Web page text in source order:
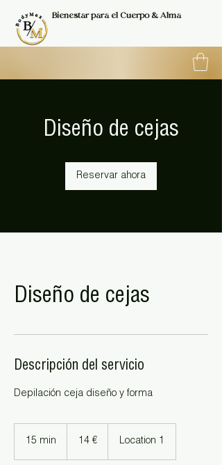
Bienestar para el Cuerpo & Alma
Diseño de cejas
Reservar ahora
Diseño de cejas
Descripción del servicio
Depilación ceja diseño y forma
15 min
euros
14 € Location 1